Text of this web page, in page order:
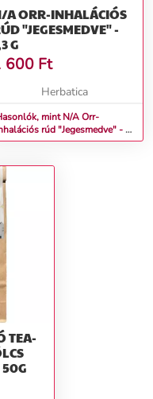
A ORR-INHALÁCIÓS
"JEGESMEDVE" -
G
600 Ft
Herbatica
mint N/A Orr-
rúd "Jegesmedve" -
g
TEA-
50G